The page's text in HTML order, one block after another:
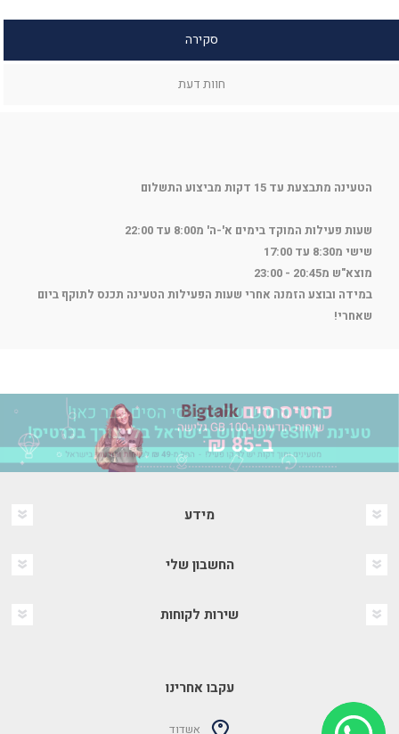
סקירה
חוות דעת
הטעינה מתבצעת עד 15 דקות מביצוע התשלום
שעות פעילות המוקד בימים א'-ה' מ8:00 עד 22:00
שישי מ8:30 עד 17:00
מוצא"ש מ20:45 - 23:00
במידה ובוצע הזמנה אחרי שעות הפעילות הטעינה תכנס לתוקף ביום
שאחרי!
מידע
החשבון שלי
שירות לקוחות
עקבו אחרינו
אשדוד